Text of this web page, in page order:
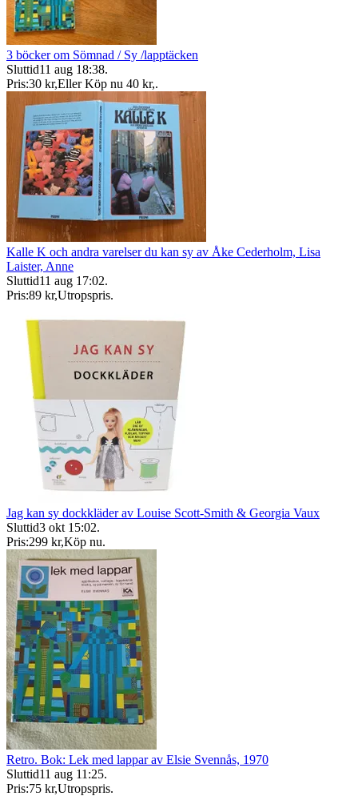
3 böcker om Sömnad / Sy /lapptäcken
Sluttid11 aug 18:38.
Pris:30 kr,Eller Köp nu 40 kr,.
Kalle K och andra varelser du kan sy av Åke Cederholm, Lisa
Laister, Anne
Sluttid11 aug 17:02.
Pris:89 kr,Utropspris.
Jag kan sy dockkläder av Louise Scott-Smith & Georgia Vaux
Sluttid3 okt 15:02.
Pris:299 kr,Köp nu.
Retro. Bok: Lek med lappar av Elsie Svennås, 1970
Sluttid11 aug 11:25.
Pris:75 kr,Utropspris.